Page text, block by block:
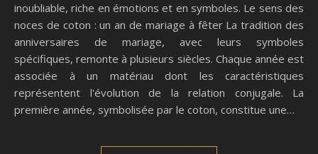
inoubliable, riche en émotions et en symboles. Le sens des
noces de coton : un an de mariage à fêter La tradition des
anniversaires de mariage, avec leurs symboles
spécifiques, remonte à plusieurs siècles. Chaque année est
associée à un matériau dont les caractéristiques
représentent l'évolution de la relation conjugale. La
première année, symbolisée par le coton, constitue une…